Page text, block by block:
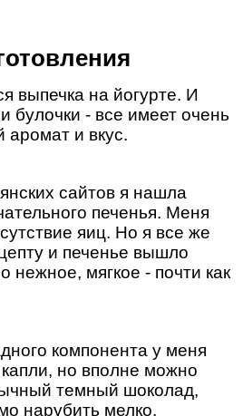
выпечка на йогурте. И
булочки - все имеет очень
и вкус.
сайтов я нашла
печенья. Меня
яиц. Но я все же
и печенье вышло
нежное, мягкое - почти как
компонента у меня
но вполне можно
темный шоколад,
нарубить мелко.